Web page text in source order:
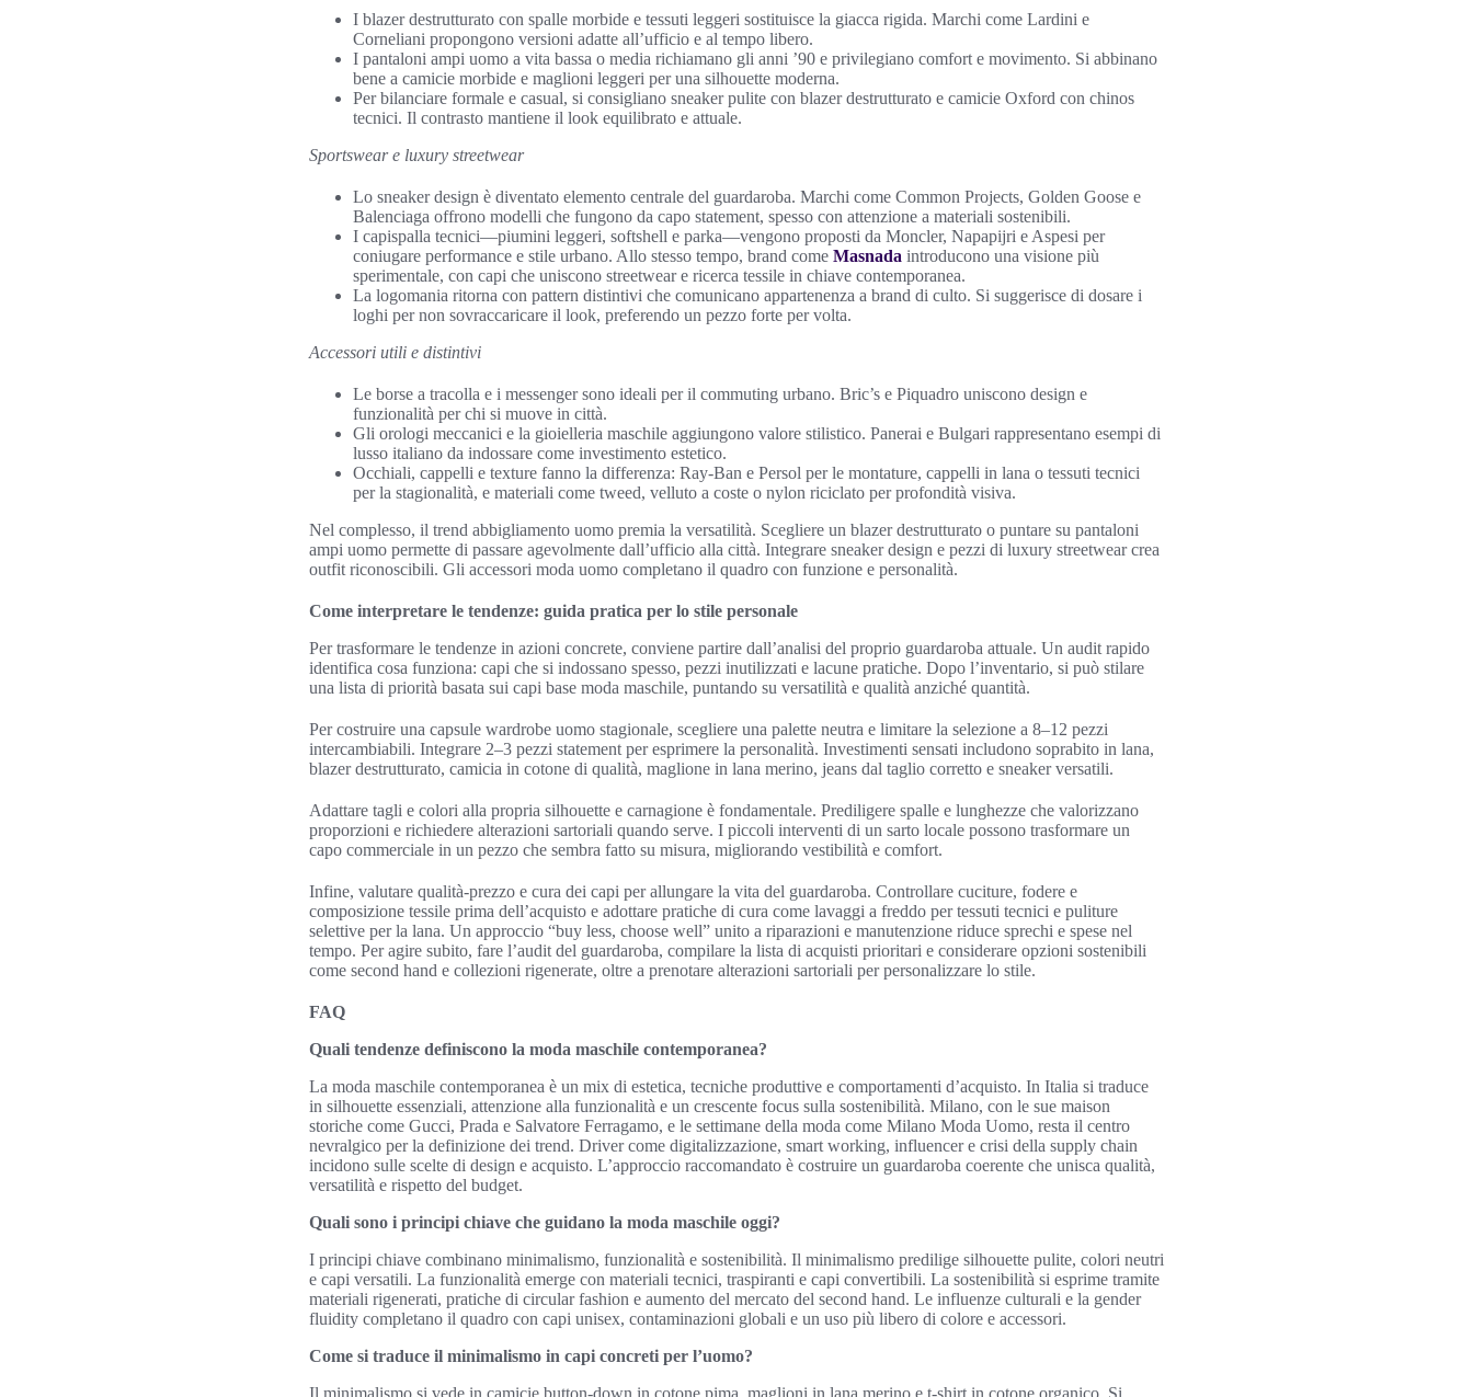
I blazer destrutturato con spalle morbide e tessuti leggeri sostituisce la giacca rigida. Marchi come Lardini e
Corneliani propongono versioni adatte all’ufficio e al tempo libero.
I pantaloni ampi uomo a vita bassa o media richiamano gli anni ’90 e privilegiano comfort e movimento. Si abbinano
bene a camicie morbide e maglioni leggeri per una silhouette moderna.
Per bilanciare formale e casual, si consigliano sneaker pulite con blazer destrutturato e camicie Oxford con chinos
tecnici. Il contrasto mantiene il look equilibrato e attuale.
Sportswear e luxury streetwear
Lo sneaker design è diventato elemento centrale del guardaroba. Marchi come Common Projects, Golden Goose e
Balenciaga offrono modelli che fungono da capo statement, spesso con attenzione a materiali sostenibili.
I capispalla tecnici—piumini leggeri, softshell e parka—vengono proposti da Moncler, Napapijri e Aspesi per
coniugare performance e stile urbano. Allo stesso tempo, brand come Masnada introducono una visione più
sperimentale, con capi che uniscono streetwear e ricerca tessile in chiave contemporanea.
La logomania ritorna con pattern distintivi che comunicano appartenenza a brand di culto. Si suggerisce di dosare i
loghi per non sovraccaricare il look, preferendo un pezzo forte per volta.
Accessori utili e distintivi
Le borse a tracolla e i messenger sono ideali per il commuting urbano. Bric’s e Piquadro uniscono design e
funzionalità per chi si muove in città.
Gli orologi meccanici e la gioielleria maschile aggiungono valore stilistico. Panerai e Bulgari rappresentano esempi di
lusso italiano da indossare come investimento estetico.
Occhiali, cappelli e texture fanno la differenza: Ray-Ban e Persol per le montature, cappelli in lana o tessuti tecnici
per la stagionalità, e materiali come tweed, velluto a coste o nylon riciclato per profondità visiva.
Nel complesso, il trend abbigliamento uomo premia la versatilità. Scegliere un blazer destrutturato o puntare su pantaloni
ampi uomo permette di passare agevolmente dall’ufficio alla città. Integrare sneaker design e pezzi di luxury streetwear crea
outfit riconoscibili. Gli accessori moda uomo completano il quadro con funzione e personalità.
Come interpretare le tendenze: guida pratica per lo stile personale
Per trasformare le tendenze in azioni concrete, conviene partire dall’analisi del proprio guardaroba attuale. Un audit rapido
identifica cosa funziona: capi che si indossano spesso, pezzi inutilizzati e lacune pratiche. Dopo l’inventario, si può stilare
una lista di priorità basata sui capi base moda maschile, puntando su versatilità e qualità anziché quantità.
Per costruire una capsule wardrobe uomo stagionale, scegliere una palette neutra e limitare la selezione a 8–12 pezzi
intercambiabili. Integrare 2–3 pezzi statement per esprimere la personalità. Investimenti sensati includono soprabito in lana,
blazer destrutturato, camicia in cotone di qualità, maglione in lana merino, jeans dal taglio corretto e sneaker versatili.
Adattare tagli e colori alla propria silhouette e carnagione è fondamentale. Prediligere spalle e lunghezze che valorizzano
proporzioni e richiedere alterazioni sartoriali quando serve. I piccoli interventi di un sarto locale possono trasformare un
capo commerciale in un pezzo che sembra fatto su misura, migliorando vestibilità e comfort.
Infine, valutare qualità-prezzo e cura dei capi per allungare la vita del guardaroba. Controllare cuciture, fodere e
composizione tessile prima dell’acquisto e adottare pratiche di cura come lavaggi a freddo per tessuti tecnici e puliture
selettive per la lana. Un approccio “buy less, choose well” unito a riparazioni e manutenzione riduce sprechi e spese nel
tempo. Per agire subito, fare l’audit del guardaroba, compilare la lista di acquisti prioritari e considerare opzioni sostenibili
come second hand e collezioni rigenerate, oltre a prenotare alterazioni sartoriali per personalizzare lo stile.
FAQ
Quali tendenze definiscono la moda maschile contemporanea?
La moda maschile contemporanea è un mix di estetica, tecniche produttive e comportamenti d’acquisto. In Italia si traduce
in silhouette essenziali, attenzione alla funzionalità e un crescente focus sulla sostenibilità. Milano, con le sue maison
storiche come Gucci, Prada e Salvatore Ferragamo, e le settimane della moda come Milano Moda Uomo, resta il centro
nevralgico per la definizione dei trend. Driver come digitalizzazione, smart working, influencer e crisi della supply chain
incidono sulle scelte di design e acquisto. L’approccio raccomandato è costruire un guardaroba coerente che unisca qualità,
versatilità e rispetto del budget.
Quali sono i principi chiave che guidano la moda maschile oggi?
I principi chiave combinano minimalismo, funzionalità e sostenibilità. Il minimalismo predilige silhouette pulite, colori neutri
e capi versatili. La funzionalità emerge con materiali tecnici, traspiranti e capi convertibili. La sostenibilità si esprime tramite
materiali rigenerati, pratiche di circular fashion e aumento del mercato del second hand. Le influenze culturali e la gender
fluidity completano il quadro con capi unisex, contaminazioni globali e un uso più libero di colore e accessori.
Come si traduce il minimalismo in capi concreti per l’uomo?
Il minimalismo si vede in camicie button-down in cotone pima, maglioni in lana merino e t-shirt in cotone organico. Si